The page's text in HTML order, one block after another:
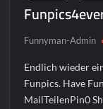
Funnyman-Admin
Endlich wieder
Funpics. Have
MailTeilenPin0